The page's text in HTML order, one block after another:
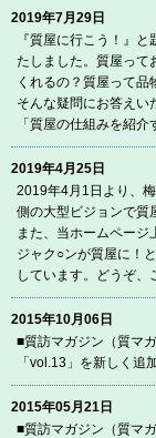
2019年7月29日
『質屋に行こう！』
たしました。質屋って
くれるの？質屋って品
そんな疑問にお答えい
「質屋の仕組みを紹介
2019年4月25日
2019年4月1日より、
側の大型ビジョンで質
また、当ホームページ
ジャク○ンが質屋に！
しています。どうぞ、
2015年10月06日
■質訪マガジン（質マガ
「vol.13」を新しく追
2015年05月21日
■質訪マガジン（質マガ